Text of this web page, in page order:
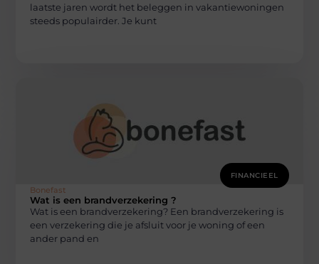
laatste jaren wordt het beleggen in vakantiewoningen
steeds populairder. Je kunt
FINANCIEEL
Bonefast
Wat is een brandverzekering ?
Wat is een brandverzekering? Een brandverzekering is
een verzekering die je afsluit voor je woning of een
ander pand en